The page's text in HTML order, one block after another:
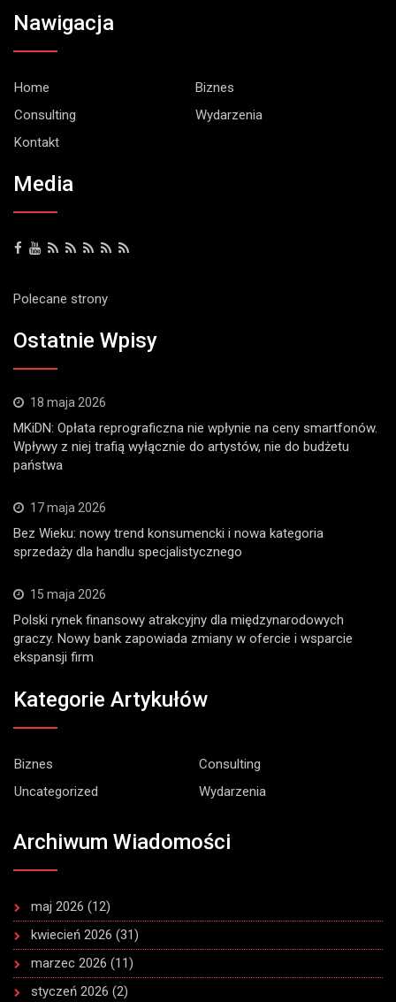
Nawigacja
Home
Biznes
Consulting
Wydarzenia
Kontakt
Media
Polecane strony
Ostatnie Wpisy
18 maja 2026
MKiDN: Opłata reprograficzna nie wpłynie na ceny smartfonów.
Wpływy z niej trafią wyłącznie do artystów, nie do budżetu
państwa
17 maja 2026
Bez Wieku: nowy trend konsumencki i nowa kategoria
sprzedaży dla handlu specjalistycznego
15 maja 2026
Polski rynek finansowy atrakcyjny dla międzynarodowych
graczy. Nowy bank zapowiada zmiany w ofercie i wsparcie
ekspansji firm
Kategorie Artykułów
Biznes
Consulting
Uncategorized
Wydarzenia
Archiwum Wiadomości
maj 2026 (12)
kwiecień 2026 (31)
marzec 2026 (11)
styczeń 2026 (2)